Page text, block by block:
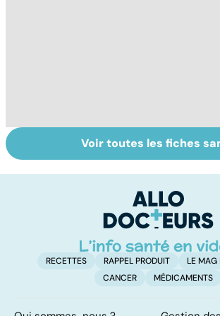
Conjonctivite,
kératite, uvéite :
opérer ?
Voir toutes les fiches
RECETTES RAPPEL PRODUIT
LE MAG
CANCER
MÉDICAMENTS